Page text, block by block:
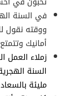
في السنة
ووقته نقول
أمانيك
زملاء العمل
السنة
مليئة